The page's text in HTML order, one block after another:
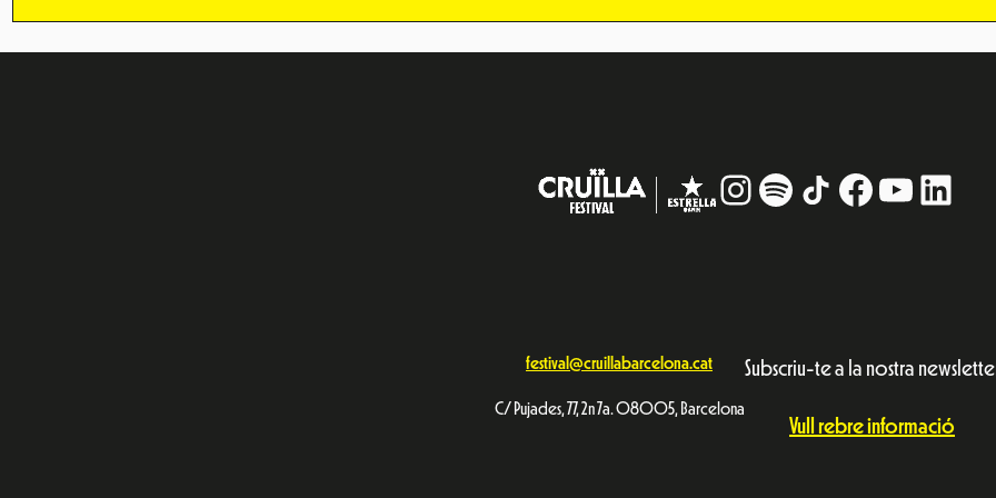
Instagram
# TikTokFacebook
YouTube
festival@cruillabarcelona.cat
C/ Pujades, 77, 2n 7a. 08005, Barcelona
Subscriu-te a la nostra
Vull rebre informació